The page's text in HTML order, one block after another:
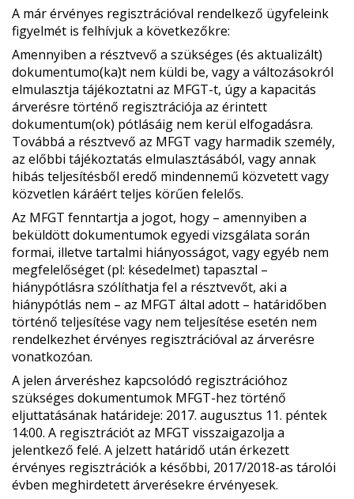
A már érvényes regisztrációval rendelkező ügyfeleink
figyelmét is felhívjuk a következőkre:
Amennyiben a résztvevő a szükséges (és aktualizált)
dokumentumo(ka)t nem küldi be, vagy a változásokról
elmulasztja tájékoztatni az MFGT-t, úgy a kapacitás
árverésre történő regisztrációja az érintett
dokumentum(ok) pótlásáig nem kerül elfogadásra.
Továbbá a résztvevő az MFGT vagy harmadik személy,
az előbbi tájékoztatás elmulasztásából, vagy annak
hibás teljesítésből eredő mindennemű közvetett vagy
közvetlen káráért teljes körűen felelős.
Az MFGT fenntartja a jogot, hogy – amennyiben a
beküldött dokumentumok egyedi vizsgálata során
formai, illetve tartalmi hiányosságot, vagy egyéb nem
megfelelőséget (pl: késedelmet) tapasztal –
hiánypótlásra szólíthatja fel a résztvevőt, aki a
hiánypótlás nem – az MFGT által adott – határidőben
történő teljesítése vagy nem teljesítése esetén nem
rendelkezhet érvényes regisztrációval az árverésre
vonatkozóan.
A jelen árveréshez kapcsolódó regisztrációhoz
szükséges dokumentumok MFGT-hez történő
eljuttatásának határideje: 2017. augusztus 11. péntek
14:00. A regisztrációt az MFGT visszaigazolja a
jelentkező felé. A jelzett határidő után érkezett
érvényes regisztrációk a későbbi, 2017/2018-as tárolói
évben meghirdetett árverésekre érvényesek.